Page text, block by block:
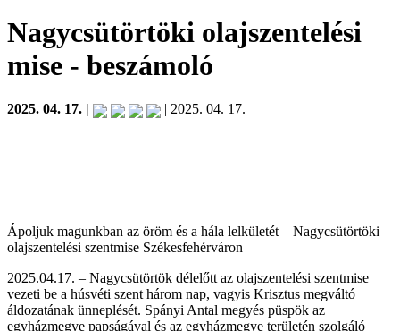
Nagycsütörtöki olajszentelési
mise - beszámoló
2025. 04. 17. | | 2025. 04. 17.
Ápoljuk magunkban az öröm és a hála lelkületét – Nagycsütörtöki
olajszentelési szentmise Székesfehérváron
2025.04.17. – Nagycsütörtök délelőtt az olajszentelési szentmise
vezeti be a húsvéti szent három nap, vagyis Krisztus megváltó
áldozatának ünneplését. Spányi Antal megyés püspök az
egyházmegye papságával és az egyházmegye területén szolgáló